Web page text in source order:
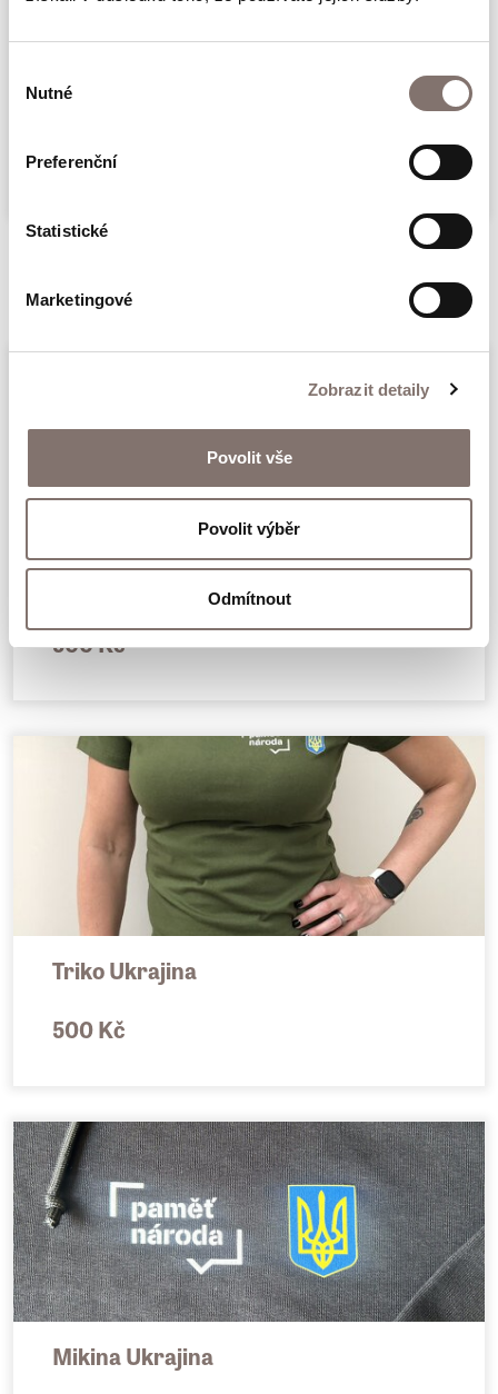
souhlasu
Nutné
Preferenční
Statistické
Marketingové
Zobrazit detaily
Povolit vše
Povolit výběr
Odmítnout
spolupráci s našimi partnery na Ukrajině
každý z nás anebo si od nás koupit tričko.
Ukrajině
Související produkty
Triko Medvěd a slavík
500 Kč
Triko Ukrajina
500 Kč
Mikina Ukrajina